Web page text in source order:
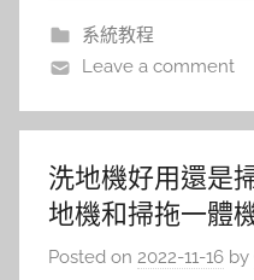
系統教程
Leave a comment
洗地機好用還是
地機和掃拖一體
Posted on 2022-11-16 by